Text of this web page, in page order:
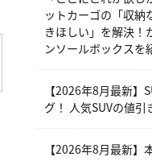
ットカーゴの「収納
きほしい」を解決！
ンソールボックスを
【2026年8月最新】
グ！ 人気SUVの値
【2026年8月最新】